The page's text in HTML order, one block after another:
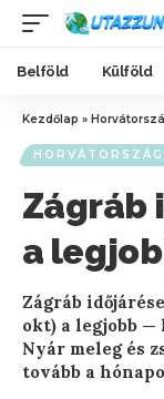
Belföld Külföld
Kezdőlap »
HORVÁTORSZÁG
Zágráb
a
Zágráb
okt) a legjobb —
Nyár meleg és
tovább a